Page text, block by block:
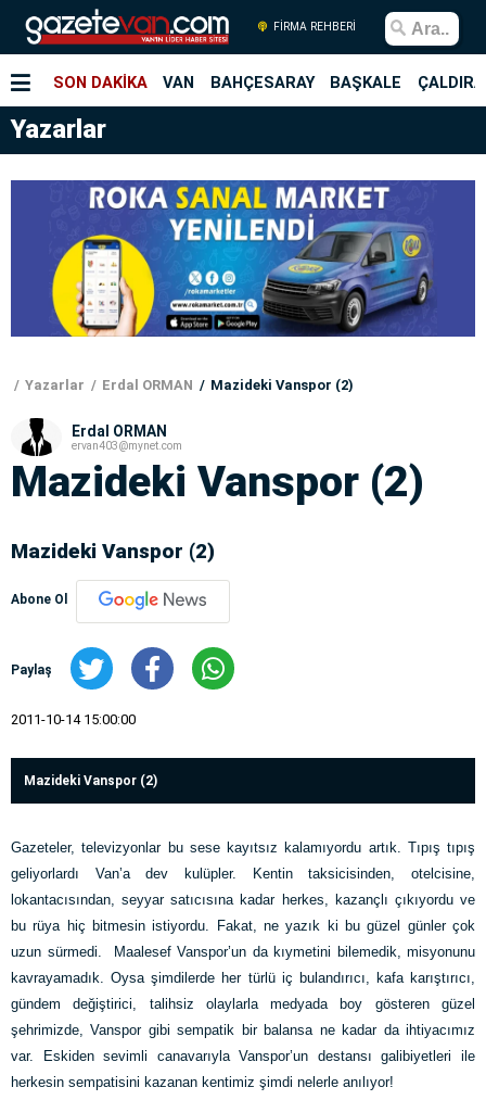
FİRMA REHBERİ
SON DAKİKA VAN BAHÇESARAY BAŞKALE
Yazarlar
Yazarlar Erdal ORMAN Mazideki Vanspor (2)
Erdal ORMAN
ervan403@mynet.com
Mazideki Vanspor (2)
Mazideki Vanspor (2)
Abone Ol
Paylaş
2011-10-14 15:00:00
Mazideki Vanspor (2)
Gazeteler, televizyonlar bu sese kayıtsız kalamıyordu artık. Tıpış tıpış
geliyorlardı Van’a dev kulüpler. Kentin taksicisinden, otelcisine,
lokantacısından, seyyar satıcısına kadar herkes, kazançlı çıkıyordu ve
bu rüya hiç bitmesin istiyordu. Fakat, ne yazık ki bu güzel günler çok
uzun sürmedi. Maalesef Vanspor’un da kıymetini bilemedik, misyonunu
kavrayamadık. Oysa şimdilerde her türlü iç bulandırıcı, kafa karıştırıcı,
gündem değiştirici, talihsiz olaylarla medyada boy gösteren güzel
şehrimizde, Vanspor gibi sempatik bir balansa ne kadar da ihtiyacımız
var. Eskiden sevimli canavarıyla Vanspor’un destansı galibiyetleri ile
herkesin sempatisini kazanan kentimiz şimdi nelerle anılıyor!